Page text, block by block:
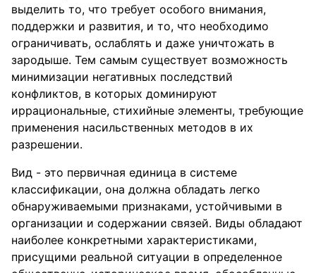
выделить то, что требует особого внимания,
поддержки и развития, и то, что необходимо
ограничивать, ослаблять и даже уничтожать в
зародыше. Тем самым существует возможность
минимизации негативных последствий
конфликтов, в которых доминируют
иррациональные, стихийные элементы, требующие
применения насильственных методов в их
разрешении.
Вид - это первичная единица в системе
классификации, она должна обладать легко
обнаруживаемыми признаками, устойчивыми в
организации и содержании связей. Виды обладают
наиболее конкретными характеристиками,
присущими реальной ситуации в определенное